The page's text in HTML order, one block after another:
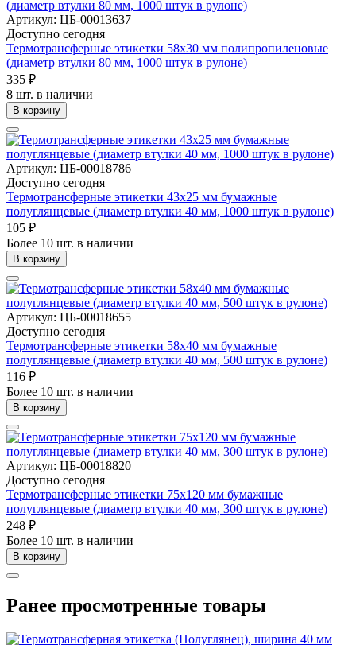
Артикул: ЦБ-00013637
Доступно сегодня
Термотрансферные этикетки 58х30 мм полипропиленовые
(диаметр втулки 80 мм, 1000 штук в рулоне)
335 ₽
8 шт. в наличии
В корзину
Артикул: ЦБ-00018786
Доступно сегодня
Термотрансферные этикетки 43х25 мм бумажные
полуглянцевые (диаметр втулки 40 мм, 1000 штук в рулоне)
105 ₽
Более 10 шт. в наличии
В корзину
Артикул: ЦБ-00018655
Доступно сегодня
Термотрансферные этикетки 58х40 мм бумажные
полуглянцевые (диаметр втулки 40 мм, 500 штук в рулоне)
116 ₽
Более 10 шт. в наличии
В корзину
Артикул: ЦБ-00018820
Доступно сегодня
Термотрансферные этикетки 75х120 мм бумажные
полуглянцевые (диаметр втулки 40 мм, 300 штук в рулоне)
248 ₽
Более 10 шт. в наличии
В корзину
Ранее просмотренные товары